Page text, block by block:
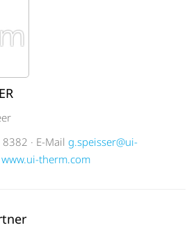
· E-Mail g.speisser@ui-
www.ui-therm.com